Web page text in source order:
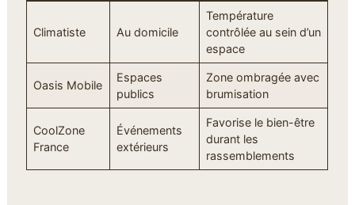
Climatiste Au domicile
Température
contrôlée au sein d’un
espace
Oasis Mobile
Espaces
publics
Zone ombragée avec
brumisation
CoolZone
France
Événements
extérieurs
Favorise le bien-être
durant les
rassemblements